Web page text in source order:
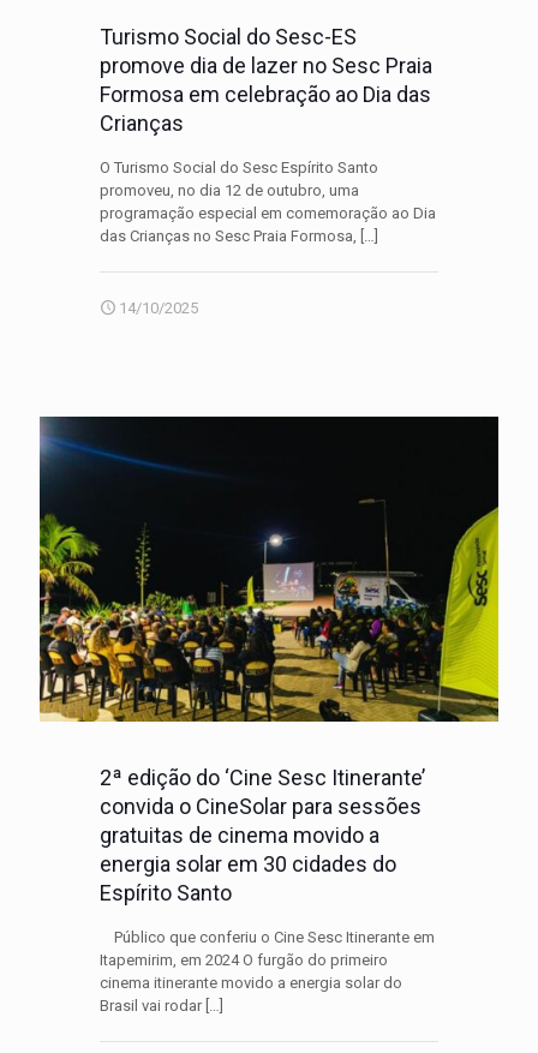
Turismo Social do Sesc-ES
promove dia de lazer no Sesc Praia
Formosa em celebração ao Dia das
Crianças
O Turismo Social do Sesc Espírito Santo
promoveu, no dia 12 de outubro, uma
programação especial em comemoração ao Dia
das Crianças no Sesc Praia Formosa, […]
14/10/2025
2ª edição do ‘Cine Sesc Itinerante’
convida o CineSolar para sessões
gratuitas de cinema movido a
energia solar em 30 cidades do
Espírito Santo
Público que conferiu o Cine Sesc Itinerante em
Itapemirim, em 2024 O furgão do primeiro
cinema itinerante movido a energia solar do
Brasil vai rodar[…]